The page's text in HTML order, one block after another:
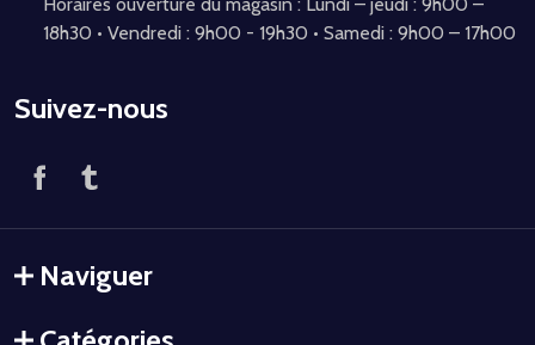
18h30 • Vendredi : 9h00 - 19h30 • Samedi : 9h00 – 17h00
Suivez-nous
Naviguer